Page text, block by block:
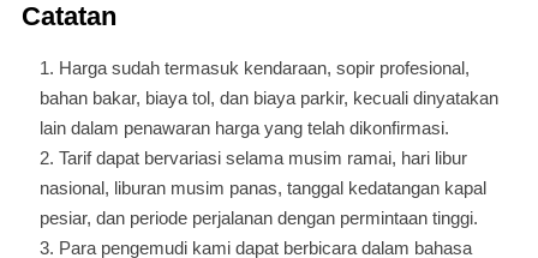
Catatan
Harga sudah termasuk kendaraan, sopir profesional,
bahan bakar, biaya tol, dan biaya parkir, kecuali dinyatakan
lain dalam penawaran harga yang telah dikonfirmasi.
Tarif dapat bervariasi selama musim ramai, hari libur
nasional, liburan musim panas, tanggal kedatangan kapal
pesiar, dan periode perjalanan dengan permintaan tinggi.
Para pengemudi kami dapat berbicara dalam bahasa